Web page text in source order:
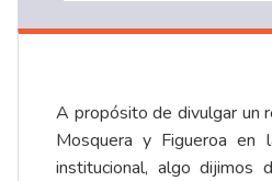
A propósito de divulgar un
Mosquera y Figueroa en
institucional, algo dijimos